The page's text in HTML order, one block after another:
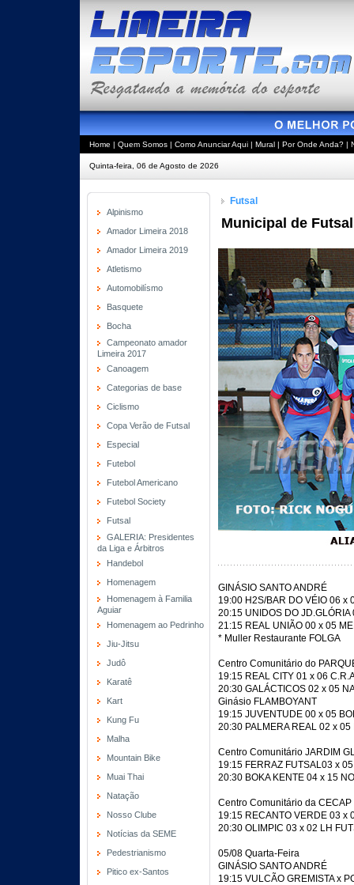
Home | Quem Somos | Como Anunciar Aqui | Mural | Por Onde Anda? |
Quinta-feira, 06 de Agosto de 2026
Alpinismo
Amador Limeira 2018
Amador Limeira 2019
Atletismo
Automobilísmo
Basquete
Bocha
Campeonato amador
Limeira 2017
Canoagem
Categorias de base
Ciclismo
Copa Verão de Futsal
Especial
Futebol
Futebol Americano
Futebol Society
Futsal
GALERIA: Presidentes
da Liga e Árbitros
Handebol
Homenagem
Homenagem à Familia
Aguiar
Homenagem ao Pedrinho
Jiu-Jitsu
Judô
Karatê
Kart
Kung Fu
Malha
Mountain Bike
Muai Thai
Natação
Nosso Clube
Notícias da SEME
Pedestrianismo
Pitico ex-Santos
Futsal
Municipal de
GINÁSIO SANTO ANDRÉ
19:00 H2S/BAR DO VÉIO 06 x
20:15 UNIDOS DO
21:15 REAL UNIÃO 00 x 05
* Muller Restaurante FOLGA
Centro Comunitário do
19:15 REAL CITY 01 x 06
20:30 GALÁCTICOS 02 x 05
Ginásio FLAMBOYANT
19:15 JUVENTUDE 00 x 05
20:30 PALMERA REAL 02 x 05
Centro Comunitário JARDIM
19:15 FERRAZ FUTSAL03 x
20:30 BOKA KENTE 04 x 15
Centro Comunitário da CECAP
19:15 RECANTO VERDE 03 x
20:30 OLIMPIC 03 x 02 LH
05/08 Quarta-Feira
GINÁSIO SANTO ANDRÉ
19:15 VULCÃO GREMISTA x